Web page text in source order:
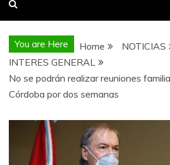
You are Here Home
NOTICIAS
INTERES GENERAL
No se podrán realizar reuniones
Córdoba por dos semanas